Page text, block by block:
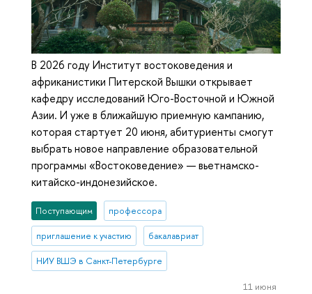
В 2026 году Институт востоковедения и
африканистики Питерской Вышки открывает
кафедру исследований Юго-Восточной и Южной
Азии. И уже в ближайшую приемную кампанию,
которая стартует 20 июня, абитуриенты смогут
выбрать новое направление образовательной
программы «Востоковедение» — вьетнамско-
китайско-индонезийское.
Поступающим профессора
приглашение к участию бакалавриат
НИУ ВШЭ в Санкт-Петербурге
11 июня